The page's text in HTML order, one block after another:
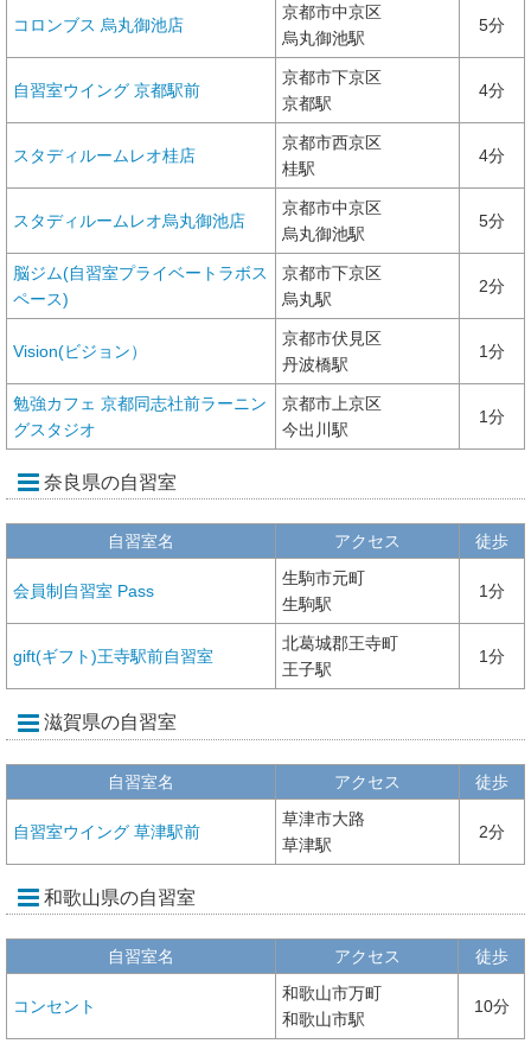
コロンブス 烏丸御池店
京都市中京区
烏丸御池駅
5分
自習室ウイング 京都駅前
京都市下京区
京都駅
4分
スタディルームレオ桂店
京都市西京区
桂駅
4分
スタディルームレオ烏丸御池店
京都市中京区
烏丸御池駅
5分
脳ジム(自習室プライベートラボス
ペース)
京都市下京区
烏丸駅
2分
Vision(ビジョン）
京都市伏見区
丹波橋駅
1分
勉強カフェ 京都同志社前ラーニン
グスタジオ
京都市上京区
今出川駅
1分
奈良県の自習室
自習室名 アクセス 徒歩
会員制自習室 Pass
生駒市元町
生駒駅
1分
gift(ギフト)王寺駅前自習室
北葛城郡王寺町
王子駅
1分
滋賀県の自習室
自習室名 アクセス 徒歩
自習室ウイング 草津駅前
草津市大路
草津駅
2分
和歌山県の自習室
自習室名 アクセス 徒歩
コンセント
和歌山市万町
和歌山市駅
10分